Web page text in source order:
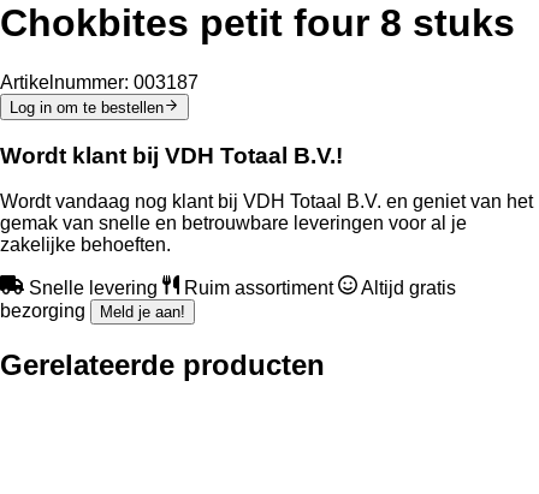
Chokbites petit four 8 stuks
Artikelnummer: 003187
Log in om te bestellen
Wordt klant bij VDH Totaal B.V.!
Wordt vandaag nog klant bij VDH Totaal B.V. en geniet van het
gemak van snelle en betrouwbare leveringen voor al je
zakelijke behoeften.
Snelle levering Ruim assortiment
Altijd gratis
bezorging
Meld je aan!
Gerelateerde producten